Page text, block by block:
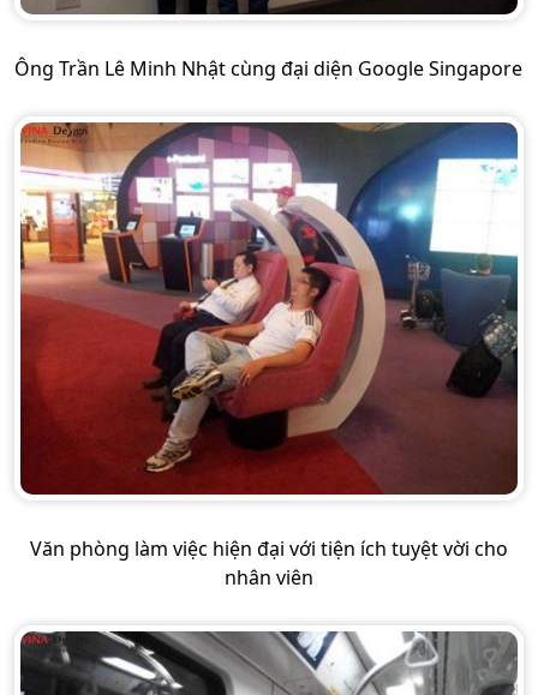
Ông Trần Lê Minh Nhật cùng đại diện Google Singapore
Văn phòng làm việc hiện đại với tiện ích tuyệt vời cho
nhân viên